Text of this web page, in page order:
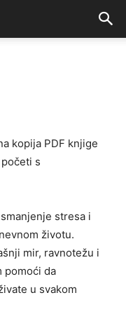
kopija PDF knjige
s
stresa i
životu.
mir, ravnotežu i
pomoći da
u svakom